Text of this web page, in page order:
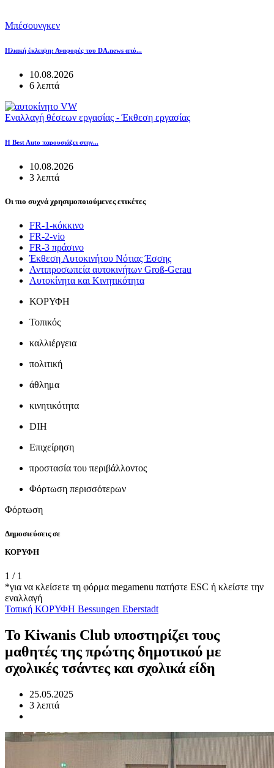
Μπέσουνγκεν
Ηλιακή έκλειψη: Αναφορές του DA.news από...
10.08.2026
6 λεπτά
Εναλλαγή θέσεων εργασίας - Έκθεση εργασίας
Η Best Auto παρουσιάζει στην...
10.08.2026
3 λεπτά
Οι πιο συχνά χρησιμοποιούμενες ετικέτες
FR-1-κόκκινο
FR-2-vio
FR-3 πράσινο
Έκθεση Αυτοκινήτου Νότιας Έσσης
Αντιπροσωπεία αυτοκινήτων Groß-Gerau
Αυτοκίνητα και Κινητικότητα
ΚΟΡΥΦΗ
Τοπικός
καλλιέργεια
πολιτική
άθλημα
κινητικότητα
DIH
Επιχείρηση
προστασία του περιβάλλοντος
Φόρτωση περισσότερων
Φόρτωση
Δημοσιεύσεις σε
ΚΟΡΥΦΗ
1 / 1
*για να κλείσετε τη φόρμα megamenu πατήστε ESC ή κλείστε την
εναλλαγή
Τοπική ΚΟΡΥΦΗ Bessungen Eberstadt
Το Kiwanis Club υποστηρίζει τους
μαθητές της πρώτης δημοτικού με
σχολικές τσάντες και σχολικά είδη
25.05.2025
3 λεπτά